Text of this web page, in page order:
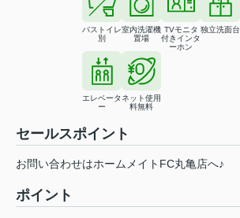
バストイレ
別
室内洗濯機
置場
TVモニタ
付きインタ
ーホン
独立洗面台
エレベータ
ー
ネット使用
料無料
セールスポイント
お問い合わせはホームメイトFC丸亀店へ♪
ポイント